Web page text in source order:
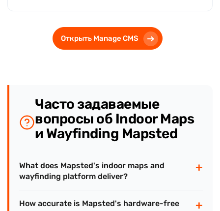
Открыть Manage CMS
Часто задаваемые
вопросы об Indoor Maps
и Wayfinding Mapsted
What does Mapsted's indoor maps and
wayfinding platform deliver?
+
How accurate is Mapsted's hardware-free
+